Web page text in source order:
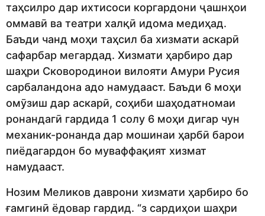
таҳсилро дар ихтисоси коргардони ҷашнҳои
оммавӣ ва театри халқӣ идома медиҳад.
Баъди чанд моҳи таҳсил ба хизмати аскарӣ
сафарбар мегардад. Хизмати ҳарбиро дар
шаҳри Сковородинои вилояти Амури Русия
сарбаландона адо намудааст. Баъди 6 моҳи
омӯзиш дар аскарӣ, соҳиби шаҳодатномаи
ронандагӣ гардида 1 солу 6 моҳи дигар чун
механик-ронанда дар мошинаи ҳарбӣ барои
пиёдагардон бо муваффақият хизмат
намудааст.
Нозим Меликов даврони хизмати ҳарбиро бо
ғамгинӣ ёдовар гардид. “з сардиҳои шаҳри